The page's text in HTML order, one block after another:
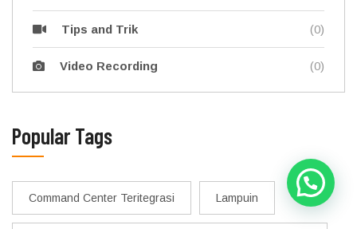
Tips and Trik (0)
Video Recording (0)
Popular Tags
Command Center Teritegrasi Lampuin